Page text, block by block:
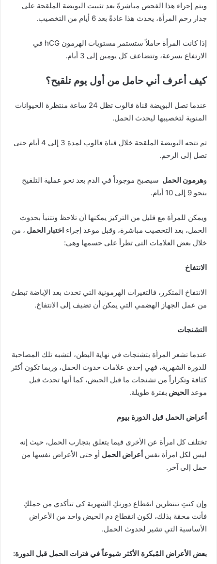
ويتم إجراء هذا الفحص مباشرةً بعد تثبيت البويضة الملقحة على
جدار رحم المرأة، يحدث هذا عادةً بعد 6 أيام من التخصيب.
إذا كانت المرأة حاملاً ستستمر مستويات الهرمون hCG في
الارتفاع بسرعة، وتتضاعف كل يومين إلى 3 أيام.
كيف أعرف أني حامل من أول يوم تلقيح؟
عندما تصل البويضة قناة فالوب تظل 24 ساعة منتظرة الحيوانات
المنوية لتخصيبها ليحدث الحمل.
ثم تتجه البويضة الملقحة خلال قناة فالوب لمدة 3 إلى 4 أيام حتى
تصل إلى الرحم.
وهرمون الحمل سيصبح موجوداً في الدم بعد نحو عملية التلقيح
بنحو 9 إلى 10 أيام.
ويمكن للمرأة مع قليل من التركيز يمكنها أن تلاحظ وتتنبأ بحدوث
الحمل، بعد التخصيب مباشرة، وقبل موعد إجراء اختبار الحمل ، من
خلال بعض العلامات التي تطرأ على جسمها وهي:
الانتفاخ
الانتفاخ المتكرر، فالتغيرات الهرمونية التي تحدث بعد الإباضة تبطئ
من عمل الجهاز الهضمي التي يمكن أن تضيف إلى الانتفاخ.
التشنجات
عندما تشعر المرأة بتشنجات في نهاية البطن، لتشبه تلك المصاحبة
للدورة الشهرية، فهي إحدى علامات حدوث الحمل، وربما تكون أكثر
كثافة وتكراراً من تشنجات ما قبل الحيض، كما أنها تحدث قبل
موعد الحيض بفترة طويلة.
أعراض الحمل قبل الدورة بيوم
تختلف كل امرأة عن الأخرى فيما يتعلق بتجارب الحمل، حيث إنه
ليس لكل امرأة نفس أعراض الحمل أو حتى الأعراض نفسها من
حمل إلى آخر.
وإن كنتِ تنتظرين انقطاع دورتكِ الشهرية كي تتأكدي من حملكِ
فأنت محقة بذلك، لكون انقطاع دم الحيض واحد من الأعراض
الأساسية التي تشير لحدوث الحمل.
بعض الأعراض المُبكرة الأكثر شيوعاً في فترات الحمل قبل الدورة: